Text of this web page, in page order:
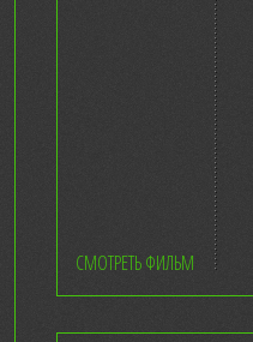
СМОТРЕТЬ ФИЛЬМ